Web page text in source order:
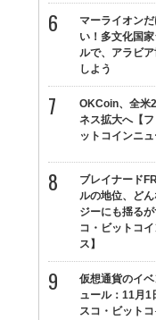
マーライオン
い！多文化国
ルで、アラビ
しよう
OKCoin、全米
ネス拡大へ【
ットコインニュ
ブレイナード
ルの地位、ど
ジーにも揺る
コ・ビットコ
ス】
仮想通貨のイ
ュール：11月1
スコ・ビット